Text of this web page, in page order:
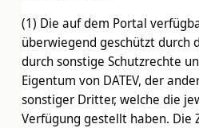
(1) Die auf dem Portal
überwiegend geschützt durch
durch sonstige Schutzrechte
Eigentum von DATEV, der
sonstiger Dritter, welche die
Verfügung gestellt haben. Die